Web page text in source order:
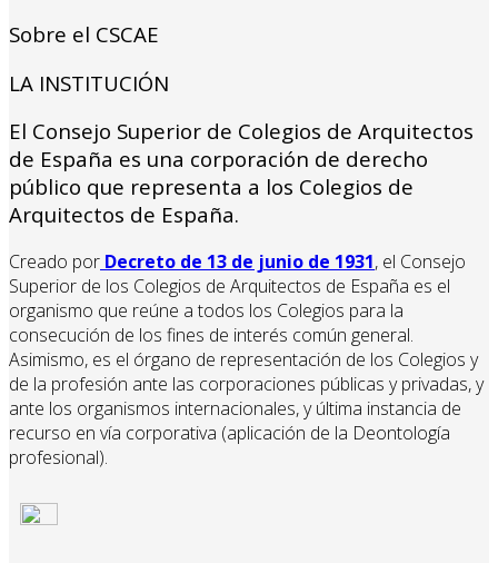
Sobre el CSCAE
LA INSTITUCIÓN
El Consejo Superior de Colegios de Arquitectos
de España es una corporación de derecho
público que representa a los Colegios de
Arquitectos de España.
Creado por Decreto de 13 de junio de 1931, el Consejo
Superior de los Colegios de Arquitectos de España es el
organismo que reúne a todos los Colegios para la
consecución de los fines de interés común general.
Asimismo, es el órgano de representación de los Colegios y
de la profesión ante las corporaciones públicas y privadas, y
ante los organismos internacionales, y última instancia de
recurso en vía corporativa (aplicación de la Deontología
profesional).